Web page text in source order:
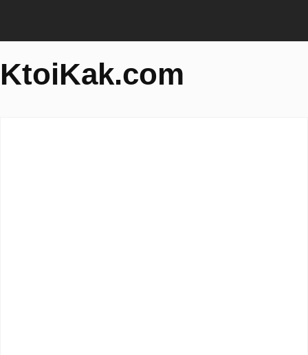
KtoiKak.com